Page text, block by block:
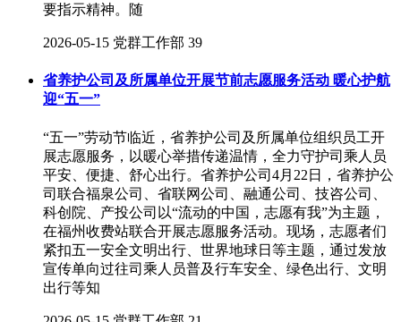
要指示精神。随
2026-05-15 党群工作部 39
省养护公司及所属单位开展节前志愿服务活动 暖心护航
迎“五一”
“五一”劳动节临近，省养护公司及所属单位组织员工开
展志愿服务，以暖心举措传递温情，全力守护司乘人员
平安、便捷、舒心出行。省养护公司4月22日，省养护公
司联合福泉公司、省联网公司、融通公司、技咨公司、
科创院、产投公司以“流动的中国，志愿有我”为主题，
在福州收费站联合开展志愿服务活动。现场，志愿者们
紧扣五一安全文明出行、世界地球日等主题，通过发放
宣传单向过往司乘人员普及行车安全、绿色出行、文明
出行等知